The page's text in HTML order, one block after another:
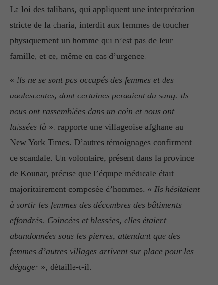
La loi des talibans, qui appliquent une interprétation
stricte de la charia, interdit aux femmes de toucher
physiquement un homme qui n’est pas de leur
famille, et ce, même en cas d’urgence.
« Ils ne se sont pas occupés des femmes et des
adolescentes, dont certaines perdaient du sang. Ils
nous ont rassemblées dans un coin et nous ont
laissées là », rapporte une villageoise afghane au
New York Times. D’autres témoignages confirment
ce scandale. Un volontaire, présent dans la province
de Kounar, précise que l’équipe médicale était
majoritairement composée d’hommes. « Ils hésitaient
à sortir les femmes des décombres des bâtiments
effondrés. Coincées et blessées, elles étaient
abandonnées sous les pierres, attendant que des
femmes d’autres villages arrivent sur place pour les
dégager », détaille-t-il.